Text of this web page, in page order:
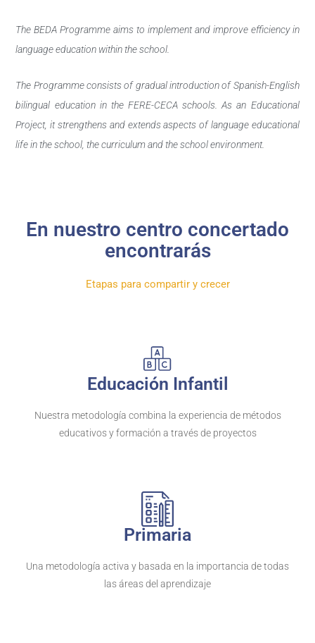
The BEDA Programme aims to implement and improve efficiency in
language education within the school.
The Programme consists of gradual introduction of Spanish-English
bilingual education in the FERE-CECA schools. As an Educational
Project, it strengthens and extends aspects of language educational
life in the school, the curriculum and the school environment.
En nuestro centro concertado
encontrarás
Etapas para compartir y crecer
Educación Infantil
Nuestra metodología combina la experiencia de métodos
educativos y formación a través de proyectos
Primaria
Una metodología activa y basada en la importancia de todas
las áreas del aprendizaje